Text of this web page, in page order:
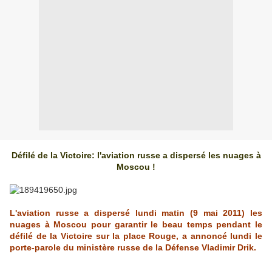
Défilé de la Victoire: l'aviation russe a dispersé les nuages à
Moscou !
L'aviation russe a dispersé lundi matin (9 mai 2011) les
nuages à Moscou pour garantir le beau temps pendant le
défilé de la Victoire sur la place Rouge, a annoncé lundi le
porte-parole du ministère russe de la Défense Vladimir Drik.